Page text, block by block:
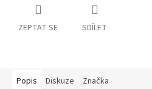
ZEPTAT SE SDÍLET
Popis Diskuze Značka